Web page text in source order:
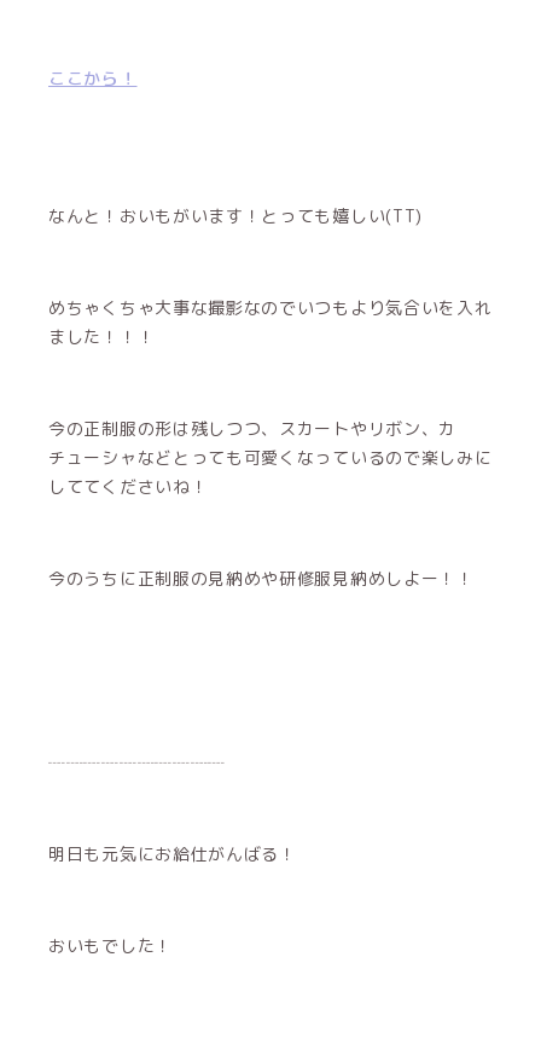
ここから！
なんと！おいもがいます！とっても嬉しい(TT)
めちゃくちゃ大事な撮影なのでいつもより気合いを入れ
ました！！！
今の正制服の形は残しつつ、スカートやリボン、カ
チューシャなどとっても可愛くなっているので楽しみに
しててくださいね！
今のうちに正制服の見納めや研修服見納めしよー！！
┈┈┈┈┈┈┈┈┈┈
明日も元気にお給仕がんばる！
おいもでした！